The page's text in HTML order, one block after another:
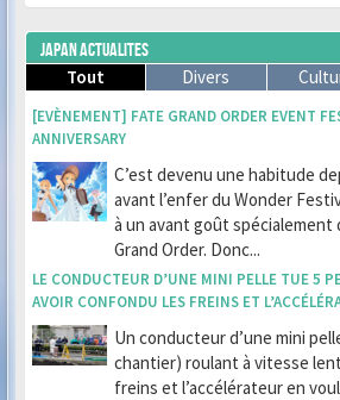
JAPAN ACTUALITES
Tout
Divers
[EVÈNEMENT] FATE GRAND ORDER EVENT
ANNIVERSARY
C’est devenu une habitude
avant l’enfer du Wonder
à un avant goût spécialement
Grand Order. Donc...
LE CONDUCTEUR D’UNE MINI PELLE TUE 5
AVOIR CONFONDU LES FREINS ET
Un conducteur d’une mini
chantier) roulant à vitesse
freins et l’accélérateur en